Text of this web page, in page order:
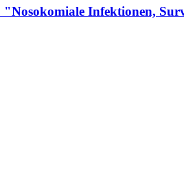
Infektionen,